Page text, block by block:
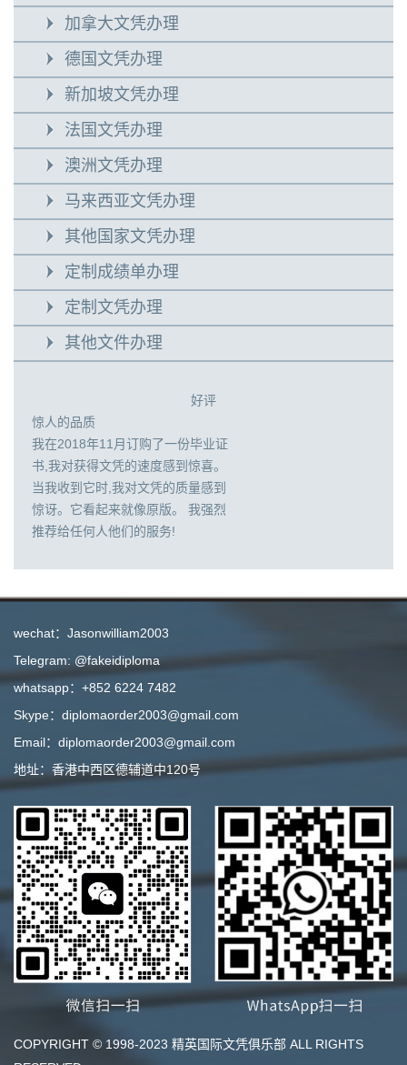
加拿大文凭办理
德国文凭办理
新加坡文凭办理
法国文凭办理
澳洲文凭办理
马来西亚文凭办理
其他国家文凭办理
定制成绩单办理
定制文凭办理
其他文件办理
好评
惊人的品质
我在2018年11月订购了一份毕业证
书,我对获得文凭的速度感到惊喜。
当我收到它时,我对文凭的质量感到
惊讶。它看起来就像原版。 我强烈
推荐给任何人他们的服务!
wechat：Jasonwilliam2003
Telegram: @fakeidiploma
whatsapp：+852 6224 7482
Skype：diplomaorder2003@gmail.com
Email：diplomaorder2003@gmail.com
地址：香港中西区德辅道中120号
COPYRIGHT © 1998-2023 精英国际文凭俱乐部 ALL RIGHTS